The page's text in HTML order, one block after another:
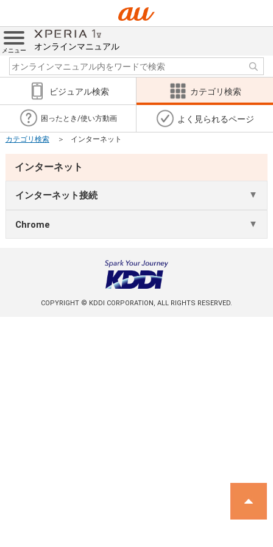
メニュー オンラインマニュアル
ビジュアル検索 カテゴリ検索
困ったとき/使い方動画 よく見られるページ
カテゴリ検索 インターネット
インターネット
インターネット接続
Chrome
COPYRIGHT © KDDI CORPORATION, ALL RIGHTS RESERVED.